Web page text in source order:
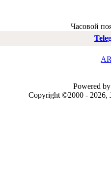
Часовой
Powered
Copyright ©2000 - 2026,